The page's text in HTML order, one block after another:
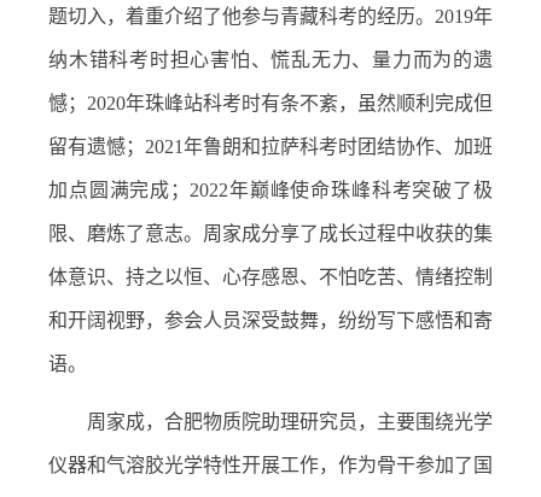
题切入，着重介绍了他参与青藏科考的经历。 2019年
纳木错科考时担心害怕、慌乱无力、量力而为的遗
憾； 2020年珠峰站科考时有条不紊，虽然顺利完成但
留有遗憾； 2021年鲁朗和拉萨科考时团结协作、加班
加点圆满完成； 2022年巅峰使命珠峰科考突破了极
限、磨炼了意志。周家成分享了成长过程中收获的集
体意识、持之以恒、心存感恩、不怕吃苦、情绪控制
和开阔视野，参会人员深受鼓舞，纷纷写下感悟和寄
语。
周家成，合肥物质院助理研究员，主要围绕光学
仪器和气溶胶光学特性开展工作，作为骨干参加了国